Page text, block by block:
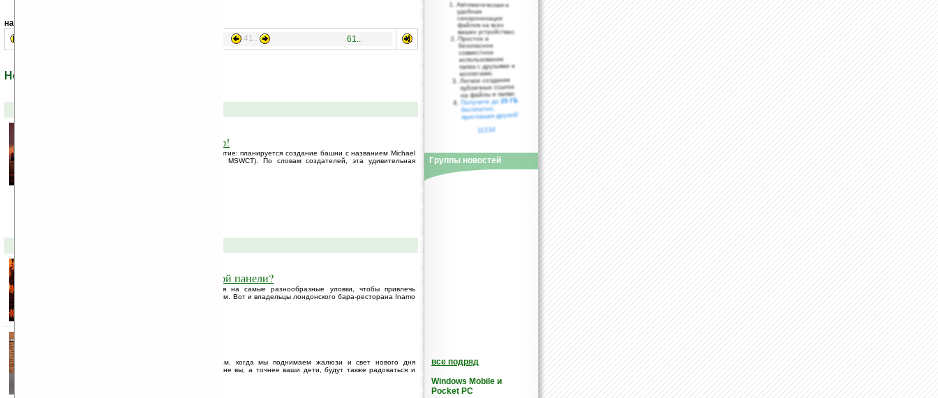
навигация:
41.. 61..
Новости из раздела: «Человек»
Башня Шумахера покорит мир!
Новый день — новое впечатляющее событие: планируется создание башни с названием Michael
Schumacher World Champion Tower (или MSWCT). По словам создателей, эта удивительная
Хотите пообедать на сенсорной панели?
Находчивые предприниматели пускаются на самые разнообразные уловки, чтобы привлечь
внимание посетителей к своим заведениям. Вот и владельцы лондонского бара-ресторана Inamo
Солнце приносит нам радость по утрам, когда мы поднимаем жалюзи и свет нового дня
врывается в душное царство ночи. Отныне вы, а точнее ваши дети, будут также радоваться и
Автоматическая и
удобная
синхронизация
файлов на всех
ваших устройствах;
Простое и
безопасное
совместное
использование
папок с друзьями и
коллегами;
Легкое создание
публичных ссылок
на файлы и папки;
Получите до25 ГБ
бесплатно,
приглашая друзей!
11234
Группы новостей
все подряд
Windows Mobile и
Pocket PC